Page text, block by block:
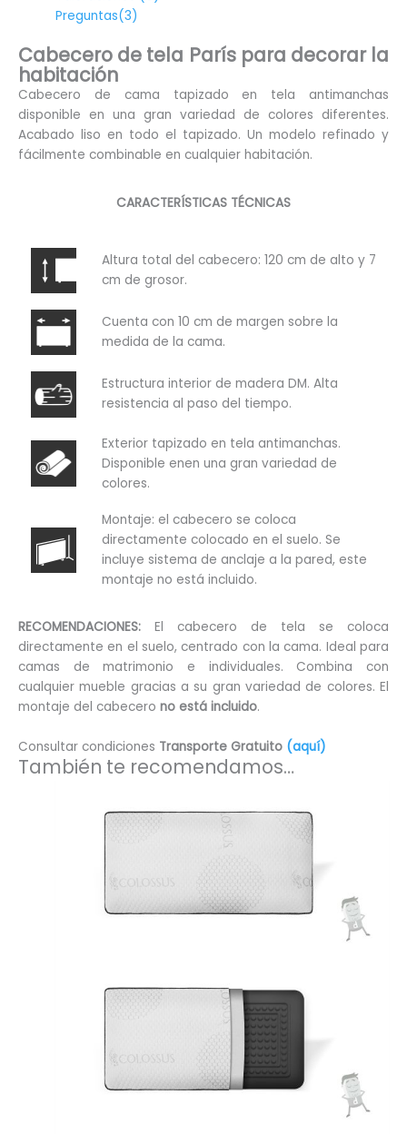
Preguntas(3)
Cabecero de tela París para decorar la
habitación
Cabecero de cama tapizado en tela antimanchas
disponible en una gran variedad de colores diferentes.
Acabado liso en todo el tapizado. Un modelo refinado y
fácilmente combinable en cualquier habitación.
CARACTERÍSTICAS TÉCNICAS
Altura total del cabecero: 120 cm de alto y 7
cm de grosor.
Cuenta con 10 cm de margen sobre la
medida de la cama.
Estructura interior de madera DM. Alta
resistencia al paso del tiempo.
Exterior tapizado en tela antimanchas.
Disponible enen una gran variedad de
colores.
Montaje: el cabecero se coloca
directamente colocado en el suelo. Se
incluye sistema de anclaje a la pared, este
montaje no está incluido.
RECOMENDACIONES: El cabecero de tela se coloca
directamente en el suelo, centrado con la cama. Ideal para
camas de matrimonio e individuales. Combina con
cualquier mueble gracias a su gran variedad de colores. El
montaje del cabecero no está incluido.
Consultar condiciones Transporte Gratuito (aquí)
También te recomendamos…
opciones
se
pueden